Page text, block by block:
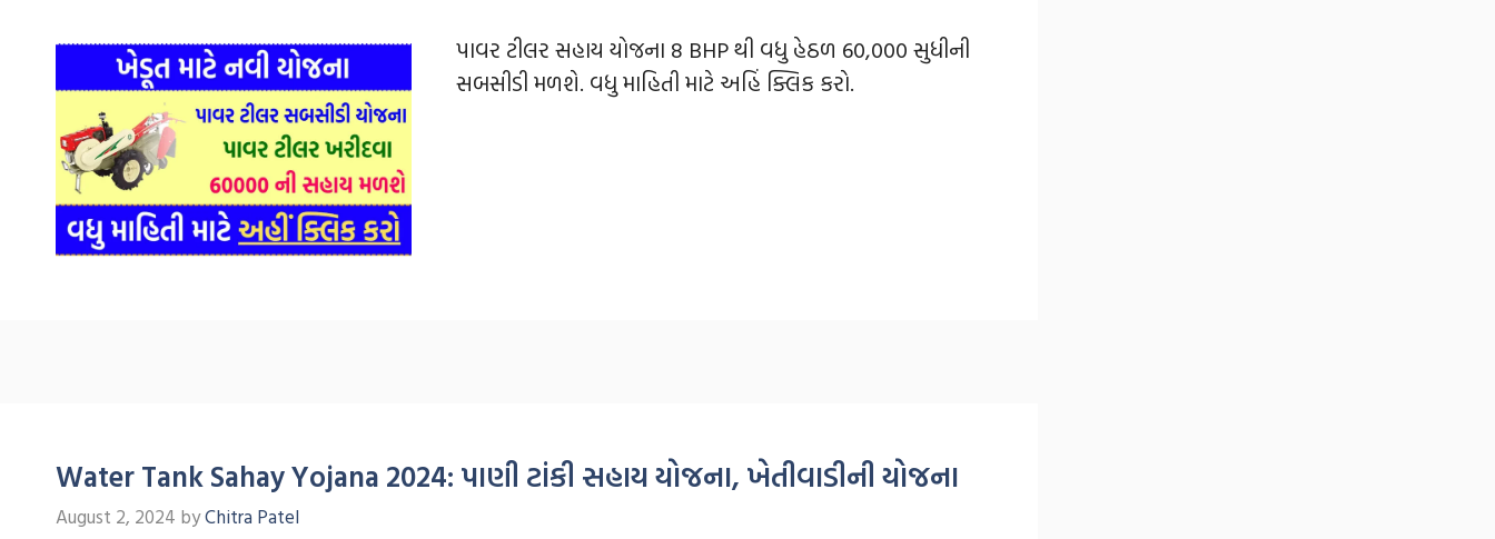
પાવર ટીલર સહાય યોજના 8 BHP થી વધુ હેઠળ 60,000 સુધીની
સબસીડી મળશે. વધુ માહિતી માટે અહિં ક્લિક કરો.
Water Tank Sahay Yojana 2024: પાણી ટાંકી સહાય યોજના, ખેતીવાડીની યોજના
August 2, 2024 byChitra Patel